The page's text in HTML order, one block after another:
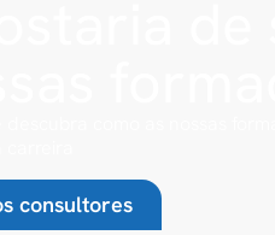
consultores